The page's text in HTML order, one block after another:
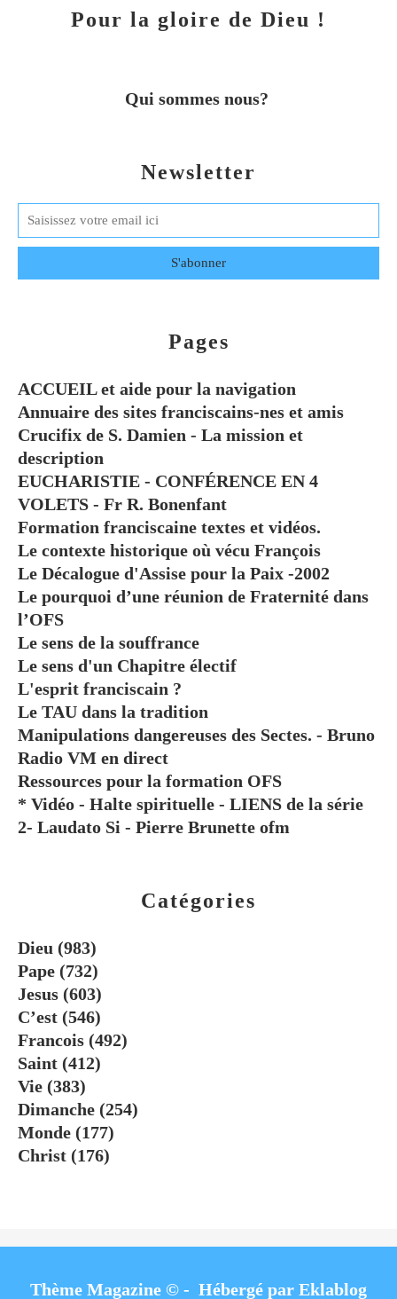
Newsletter
Catégories
Dieu (983)
Pape (732)
Jesus (603)
C’est (546)
Francois (492)
Saint (412)
Vie (383)
Dimanche (254)
Monde (177)
Christ (176)
Pages
ACCUEIL et aide pour la navigation
Annuaire des sites franciscains-nes et amis
Crucifix de S. Damien - La mission et
description
EUCHARISTIE - CONFÉRENCE EN 4
VOLETS - Fr R. Bonenfant
Formation franciscaine textes et vidéos.
Le contexte historique où vécu François
Le Décalogue d'Assise pour la Paix -2002
Le pourquoi d’une réunion de Fraternité dans
l’OFS
Le sens de la souffrance
Le sens d'un Chapitre électif
L'esprit franciscain ?
Le TAU dans la tradition
Manipulations dangereuses des Sectes. - Bruno
Radio VM en direct
Ressources pour la formation OFS
* Vidéo - Halte spirituelle - LIENS de la série
2- Laudato Si - Pierre Brunette ofm
Pour la gloire de Dieu !
Qui sommes nous?
Thème Magazine © - Hébergé par Eklablog